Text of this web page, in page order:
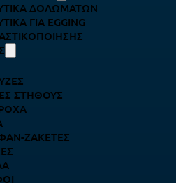
ΔΟΛΩΜΆΤΩΝ
ΓΙΑ EGGING
ΣΤΉΘΟΥΣ
ΖΑΚΈΤΕΣ